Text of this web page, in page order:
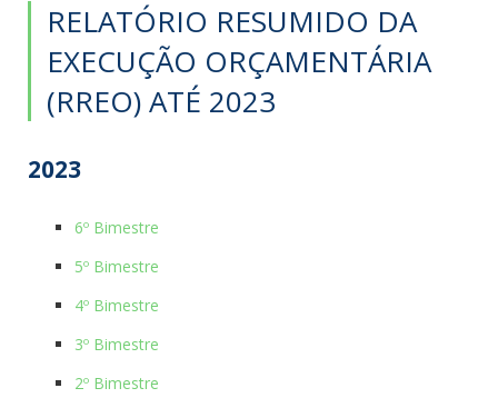
RELATÓRIO RESUMIDO DA
EXECUÇÃO ORÇAMENTÁRIA
(RREO) ATÉ 2023
2023
6º Bimestre
5º Bimestre
4º Bimestre
3º Bimestre
2º Bimestre